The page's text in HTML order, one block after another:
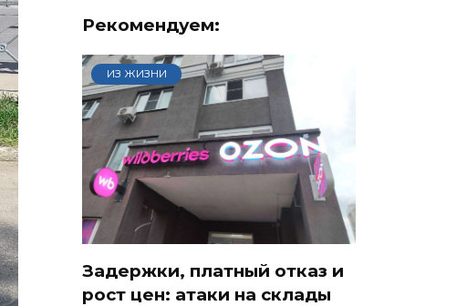
Рекомендуем:
ИЗ ЖИЗНИ
Задержки, платный отказ и
рост цен: атаки на склады